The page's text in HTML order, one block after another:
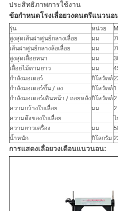
ประสิทธิภาพการใช้งาน
ข้อกำหนดโรงเลื่อยวงดนตรีแนวนอ
รุ่น หน่วย
สูงสุดเส้นผ่าศูนย์กลางเลื่อย
มม
เส้นผ่าศูนย์กลางล้อเลื่อย
มม
สูงสุดเลื่อยหนา
มม
เลื่อยไม้ตามยาว
มม
กำลังมอเตอร์
กิโลวัตต์
กำลังมอเตอร์ขึ้น / ลง
กิโลวัตต์
กำลังมอเตอร์เดินหน้า / ถอยหลังกิโลวัตต์
ความกว้างใบเลื่อย
มม
ความตึงของใบเลื่อย
ความยาวเครื่อง
มม
น้ำหนัก
กิโลกรัม
การแสดงเลื่อยวงเดือนแนวนอน: